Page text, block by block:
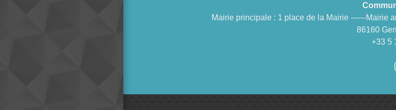
Mairie principale : 1 place de la Mairie ------Mairie
86160
+33 5